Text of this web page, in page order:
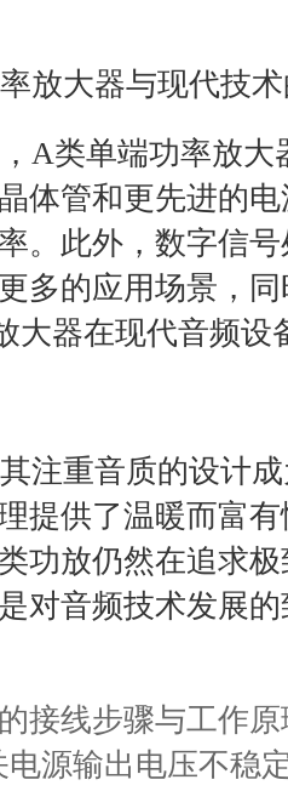
放大器与现代技
A类单端功率放
体管和更先进的
。此外，数字信
多的应用场景，
大器在现代音频设
注重音质的设计
提供了温暖而富
功放仍然在追求
对音频技术发展
接线步骤与工作
电源输出电压不稳